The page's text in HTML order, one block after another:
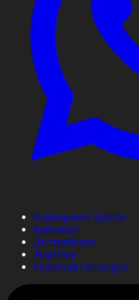
Корпорация туралы
Байланыс
Дистрибуция
Жарнама
Редакция стандарты